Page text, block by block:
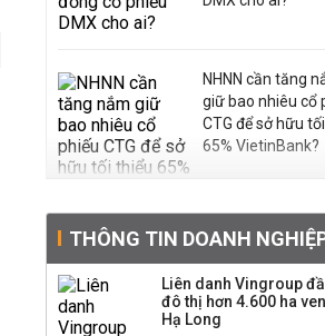
NHNN cần tăng
giữ bao nhiêu cổ
CTG để sở hữu
65% VietinBank?
62.000 tỷ đồng tiền
mặt, ngang ngửa
Bà Lê Thị Thu
THÔNG TIN DOANH
Liên danh Vingroup
đô thị hơn 4.600 ha
Hạ Long